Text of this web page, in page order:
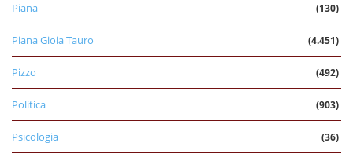
Piana (130)
Piana Gioia Tauro (4.451)
Pizzo (492)
Politica (903)
Psicologia (36)